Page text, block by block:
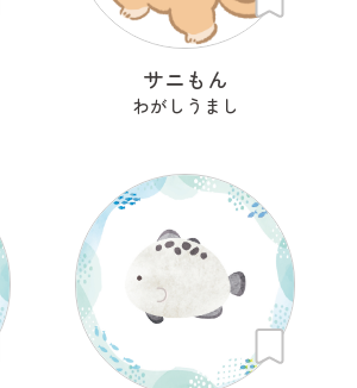
サニもん
わがしうまし